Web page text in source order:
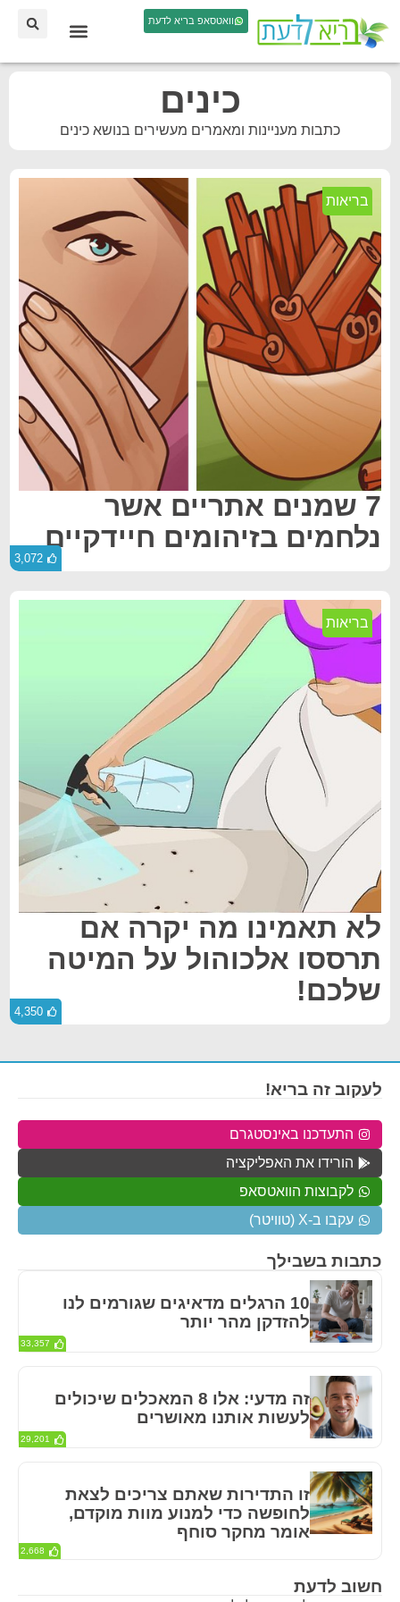
וואטסאפ בריא לדעת
כינים
כתבות מעניינות ומאמרים מעשירים בנושא כינים
בריאות
7 שמנים אתריים אשר
נלחמים בזיהומים חיידקיים
3,072
בריאות
לא תאמינו מה יקרה אם
תרססו אלכוהול על המיטה
שלכם!
4,350
חשוב לדעת
כתבות בשבילך
10 הרגלים מדאיגים שגורמים לנו
להזדקן מהר יותר
33,357
זה מדעי: אלו 8 המאכלים שיכולים
לעשות אותנו מאושרים
29,201
זו התדירות שאתם צריכים לצאת
לחופשה כדי למנוע מוות מוקדם,
אומר מחקר סוחף
2,668
לעקוב זה בריא!
התעדכנו באינסטגרם
הורידו את האפליקציה
לקבוצות הוואטסאפ
עקבו ב-X (טוויטר)